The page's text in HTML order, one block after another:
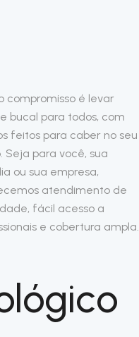
compromisso é levar
bucal para todos, com
feitos para caber no seu
Seja para você, sua
ou sua empresa,
atendimento de
fácil acesso a
e cobertura ampla.